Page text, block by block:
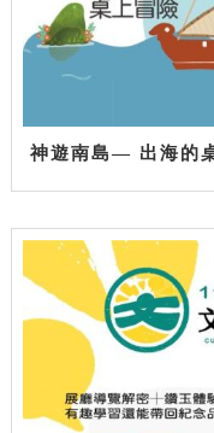
神遊南島— 出海的